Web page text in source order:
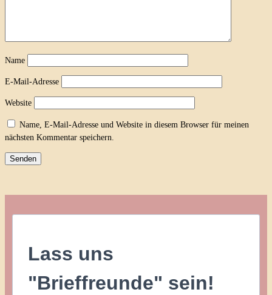
Name
E-Mail-Adresse
Website
Name, E-Mail-Adresse und Website in diesem Browser für meinen
nächsten Kommentar speichern.
Lass uns
"Brieffreunde" sein!